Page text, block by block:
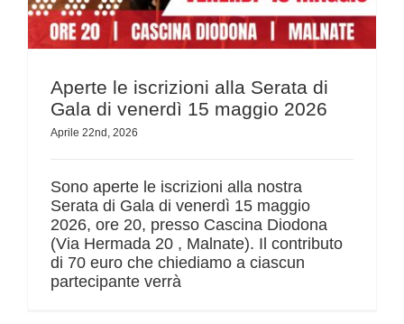
Aperte le iscrizioni alla Serata di
Gala di venerdì 15 maggio 2026
Aprile 22nd, 2026
Sono aperte le iscrizioni alla nostra
Serata di Gala di venerdì 15 maggio
2026, ore 20, presso Cascina Diodona
(Via Hermada 20 , Malnate). Il contributo
di 70 euro che chiediamo a ciascun
partecipante verrà